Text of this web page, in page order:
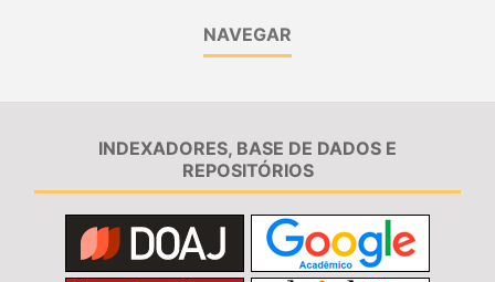
NAVEGAR
INDEXADORES, BASE DE DADOS E
REPOSITÓRIOS